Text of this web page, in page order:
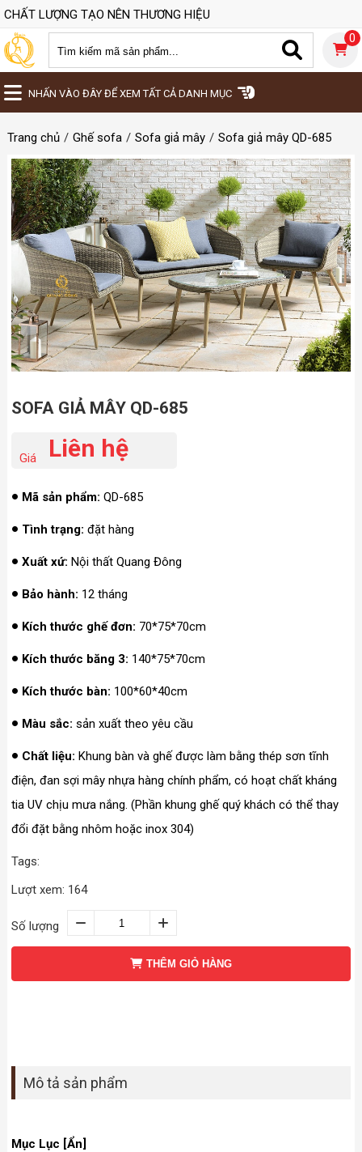
CHẤT LƯỢNG TẠO NÊN THƯƠNG HIỆU
0
NHẤN VÀO ĐÂY ĐỂ XEM TẤT CẢ DANH MỤC
Trang chủ Ghế sofa Sofa giả mây Sofa giả mây QD-685
SOFA GIẢ MÂY QD-685
Giá Liên hệ
Mã sản phẩm: QD-685
Tình trạng: đặt hàng
Xuất xứ: Nội thất Quang Đông
Bảo hành: 12 tháng
Kích thước ghế đơn: 70*75*70cm
Kích thước băng 3: 140*75*70cm
Kích thước bàn: 100*60*40cm
Màu sắc: sản xuất theo yêu cầu
Chất liệu: Khung bàn và ghế được làm bằng thép sơn tĩnh
điện, đan sợi mây nhựa hàng chính phẩm, có hoạt chất kháng
tia UV chịu mưa nắng. (Phần khung ghế quý khách có thể thay
đổi đặt bằng nhôm hoặc inox 304)
Tags:
Lượt xem: 164
Số lượng
THÊM GIỎ HÀNG
Mô tả sản phẩm
Mục Lục [Ẩn]